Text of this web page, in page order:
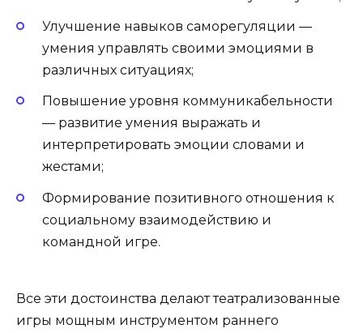
Улучшение навыков саморегуляции —
умения управлять своими эмоциями в
различных ситуациях;
Повышение уровня коммуникабельности
— развитие умения выражать и
интерпретировать эмоции словами и
жестами;
Формирование позитивного отношения к
социальному взаимодействию и
командной игре.
Все эти достоинства делают театрализованные
игры мощным инструментом раннего